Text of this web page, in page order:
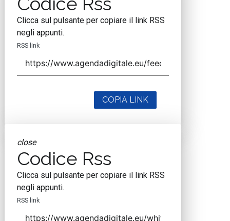
Clicca sul pulsante per copiare il link RSS
negli appunti.
RSS link
COPIA LINK
close
Codice Rss
Clicca sul pulsante per copiare il link RSS
negli appunti.
RSS link